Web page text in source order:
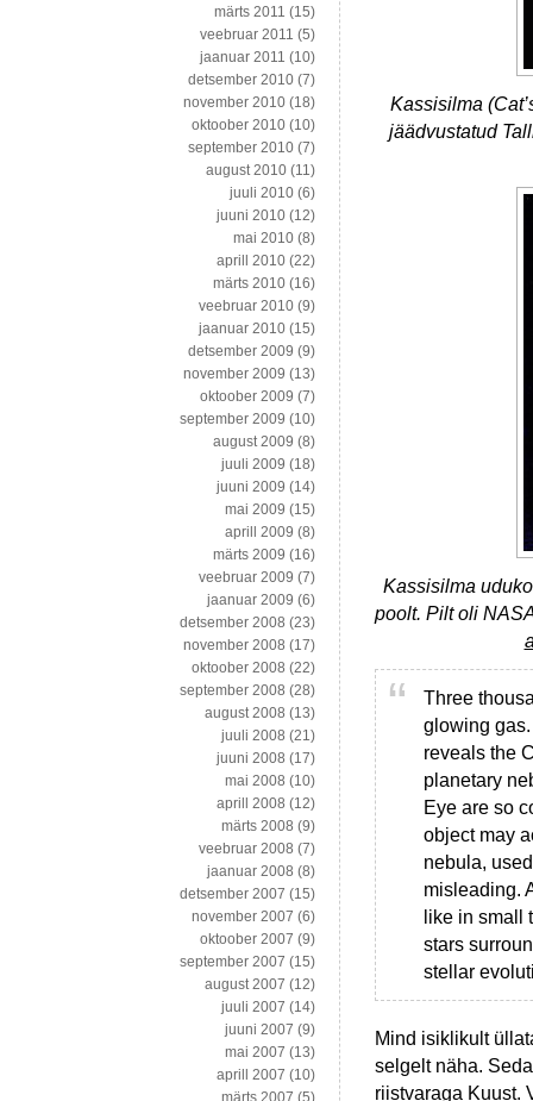
Kassisilma
jäädvustatud
Kassisilma
poolt. Pilt oli
Three
glowing
reveals the
planetary
Eye are so
object may
nebula,
misleading.
like in small
stars
stellar
Mind isiklikult
selgelt näha.
riistvaraga Kuust.
märts 2011 (15)
veebruar 2011 (5)
jaanuar 2011 (10)
detsember 2010 (7)
november 2010 (18)
oktoober 2010 (10)
september 2010 (7)
august 2010 (11)
juuli 2010 (6)
juuni 2010 (12)
mai 2010 (8)
aprill 2010 (22)
märts 2010 (16)
veebruar 2010 (9)
jaanuar 2010 (15)
detsember 2009 (9)
november 2009 (13)
oktoober 2009 (7)
september 2009 (10)
august 2009 (8)
juuli 2009 (18)
juuni 2009 (14)
mai 2009 (15)
aprill 2009 (8)
märts 2009 (16)
veebruar 2009 (7)
jaanuar 2009 (6)
detsember 2008 (23)
november 2008 (17)
oktoober 2008 (22)
september 2008 (28)
august 2008 (13)
juuli 2008 (21)
juuni 2008 (17)
mai 2008 (10)
aprill 2008 (12)
märts 2008 (9)
veebruar 2008 (7)
jaanuar 2008 (8)
detsember 2007 (15)
november 2007 (6)
oktoober 2007 (9)
september 2007 (15)
august 2007 (12)
juuli 2007 (14)
juuni 2007 (9)
mai 2007 (13)
aprill 2007 (10)
märts 2007 (5)